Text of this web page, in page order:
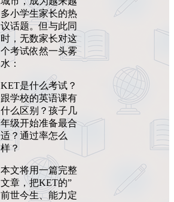
多小学生家长的热
议话题。但与此同
时，无数家长对这
个考试依然一头雾
水：
KET是什么考试？
跟学校的英语课有
什么区别？孩子几
年级开始准备最合
适？通过率怎么
样？
本文将用一篇完整
文章，把KET的”
前世今生、能力定